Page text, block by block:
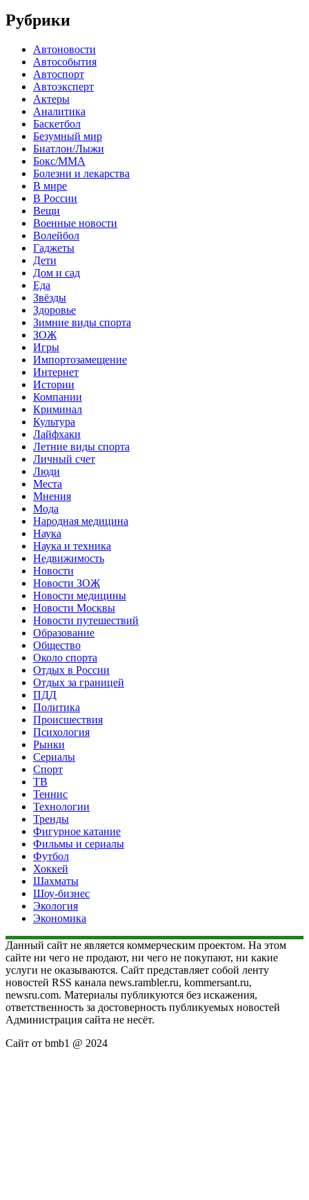
Рубрики
Автоновости
Автособытия
Автоспорт
Автоэксперт
Актеры
Аналитика
Баскетбол
Безумный мир
Биатлон/Лыжи
Бокс/MMA
Болезни и лекарства
В мире
В России
Вещи
Военные новости
Волейбол
Гаджеты
Дети
Дом и сад
Еда
Звёзды
Здоровье
Зимние виды спорта
ЗОЖ
Игры
Импортозамещение
Интернет
Истории
Компании
Криминал
Культура
Лайфхаки
Летние виды спорта
Личный счет
Люди
Места
Мнения
Мода
Народная медицина
Наука
Наука и техника
Недвижимость
Новости
Новости ЗОЖ
Новости медицины
Новости Москвы
Новости путешествий
Образование
Общество
Около спорта
Отдых в России
Отдых за границей
ПДД
Политика
Происшествия
Психология
Рынки
Сериалы
Спорт
ТВ
Теннис
Технологии
Тренды
Фигурное катание
Фильмы и сериалы
Футбол
Хоккей
Шахматы
Шоу-бизнес
Экология
Экономика
Данный сайт не является коммерческим проектом. На этом
сайте ни чего не продают, ни чего не покупают, ни какие
услуги не оказываются. Сайт представляет собой ленту
новостей RSS канала news.rambler.ru, kommersant.ru,
newsru.com. Материалы публикуются без искажения,
ответственность за достоверность публикуемых новостей
Администрация сайта не несёт.
Сайт от bmb1 @ 2024